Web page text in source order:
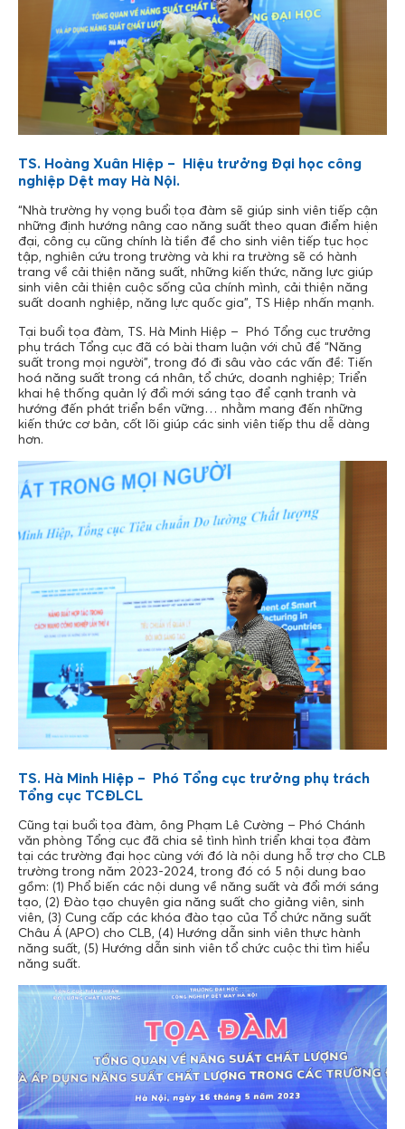
TS. Hoàng Xuân Hiệp – Hiệu trưởng Đại học công
nghiệp Dệt may Hà Nội.
“Nhà trường hy vọng buổi tọa đàm sẽ giúp sinh viên tiếp cận
những định hướng nâng cao năng suất theo quan điểm hiện
đại, công cụ cũng chính là tiền đề cho sinh viên tiếp tục học
tập, nghiên cứu trong trường và khi ra trường sẽ có hành
trang về cải thiện năng suất, những kiến thức, năng lực giúp
sinh viên cải thiện cuộc sống của chính mình, cải thiện năng
suất doanh nghiệp, năng lực quốc gia”, TS Hiệp nhấn mạnh.
Tại buổi tọa đàm, TS. Hà Minh Hiệp – Phó Tổng cục trưởng
phụ trách Tổng cục đã có bài tham luận với chủ đề “Năng
suất trong mọi người”, trong đó đi sâu vào các vấn đề: Tiến
hoá năng suất trong cá nhân, tổ chức, doanh nghiệp; Triển
khai hệ thống quản lý đổi mới sáng tạo để cạnh tranh và
hướng đến phát triển bền vững… nhằm mang đến những
kiến thức cơ bản, cốt lõi giúp các sinh viên tiếp thu dễ dàng
hơn.
TS. Hà Minh Hiệp – Phó Tổng cục trưởng phụ trách
Tổng cục TCĐLCL
Cũng tại buổi tọa đàm, ông Phạm Lê Cường – Phó Chánh
văn phòng Tổng cục đã chia sẻ tình hình triển khai tọa đàm
tại các trường đại học cùng với đó là nội dung hỗ trợ cho CLB
trường trong năm 2023-2024, trong đó có 5 nội dung bao
gồm: (1) Phổ biến các nội dung về năng suất và đổi mới sáng
tạo, (2) Đào tạo chuyên gia năng suất cho giảng viên, sinh
viên, (3) Cung cấp các khóa đào tạo của Tổ chức năng suất
Châu Á (APO) cho CLB, (4) Hướng dẫn sinh viên thực hành
năng suất, (5) Hướng dẫn sinh viên tổ chức cuộc thi tìm hiểu
năng suất.